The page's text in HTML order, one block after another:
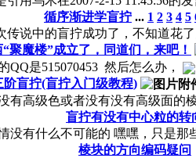
循序渐进学盲拧 ... 1 2 3 4 5
说中的盲拧成功了，不知道花
聚魔楼”成立了，同道们，来吧！
是515070453 然后怎么办，
阶盲拧(盲拧入门级教程)
有高级色或者没有没有高级面的
盲拧有没有中心粒的转
没有什么不可能的 嘿嘿，只是那
棱块的方向编码疑问